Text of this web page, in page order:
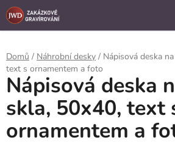
```
Přejít
na
Domů / Náhrobní desky / Nápisová deska
text s ornamentem a foto
Nápisová deska
skla, 50x40, text
ornamentem a